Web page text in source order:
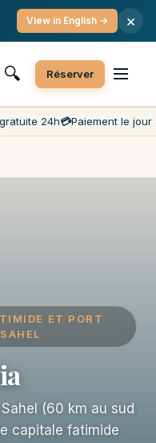
client 7j/7
🔍 Réserver
24h💳Paiement le jour
ET PORT
(60 km au sud
capitale fatimide
View in English → ×